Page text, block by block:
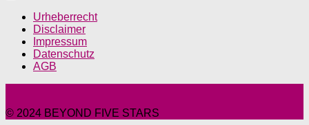
Urheberrecht
Disclaimer
Impressum
Datenschutz
AGB
© 2024 BEYOND FIVE STARS